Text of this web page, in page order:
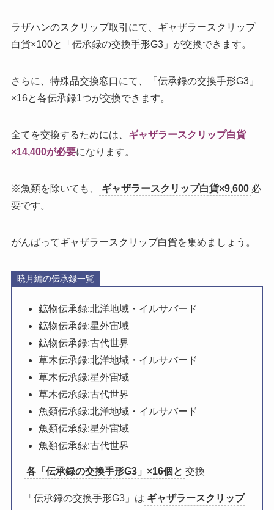
ラザハンのスクリップ取引にて、ギャザラースクリップ
白貨×100と「伝承録の交換手形G3」が交換できます。
さらに、特殊品交換窓口にて、「伝承録の交換手形G3」
×16と各伝承録1つが交換できます。
全てを交換するためには、 ギャザラースクリップ白貨
×14,400が必要になります。
※魚類を除いても、 ギャザラースクリップ白貨×9,600 必
要です。
がんばってギャザラースクリップ白貨を集めましょう。
暁月編の伝承録一覧
鉱物伝承録:北洋地域・イルサバード
鉱物伝承録:星外宙域
鉱物伝承録:古代世界
草木伝承録:北洋地域・イルサバード
草木伝承録:星外宙域
草木伝承録:古代世界
魚類伝承録:北洋地域・イルサバード
魚類伝承録:星外宙域
魚類伝承録:古代世界
各「伝承録の交換手形G3」×16個と 交換
「伝承録の交換手形G3」は ギャザラースクリップ